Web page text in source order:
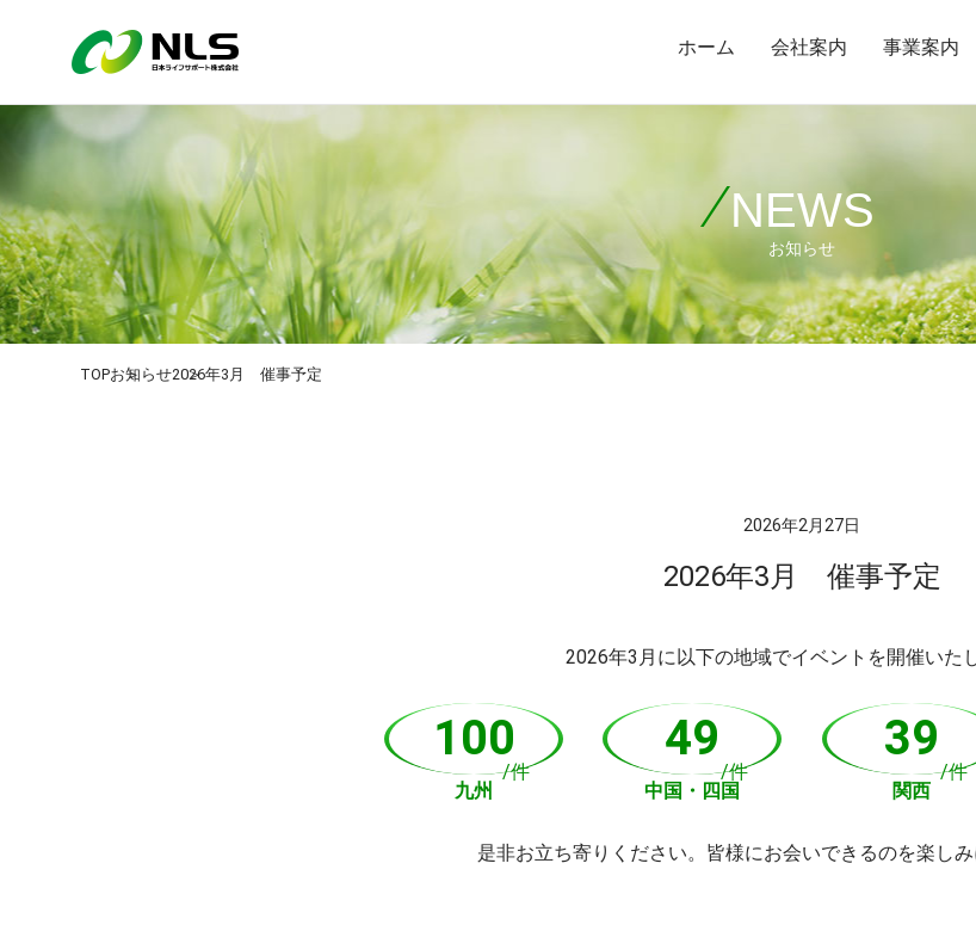
ホーム 会社案内 事業案内
NEWS
お知らせ
TOPお知らせ2026年3月 催事予定
2026年2月27日
2026年3月 催事予定
2026年3月に以下の地域でイベントを開催いた
100
/件
九州
49
/件
中国・四国
39
/件
関西
是非お立ち寄りください。皆様にお会いできるのを楽しみ